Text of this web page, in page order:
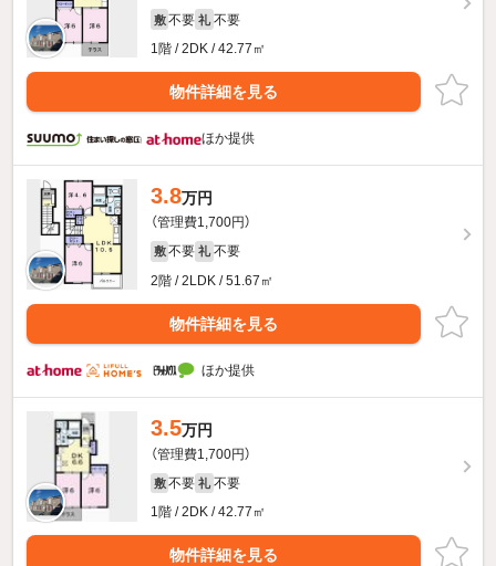
敷 不要 礼 不要
1階 / 2DK / 42.77㎡
物件詳細を見る
ほか提供
3.8万円
（管理費1,700円）
敷 不要 礼 不要
2階 / 2LDK / 51.67㎡
物件詳細を見る
ほか提供
3.5万円
（管理費1,700円）
敷 不要 礼 不要
1階 / 2DK / 42.77㎡
物件詳細を見る